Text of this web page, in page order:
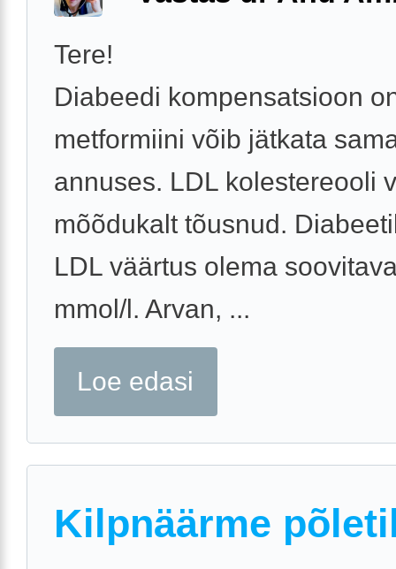
Tere!
Diabeedi kompensatsioon
metformiini võib jätkata
annuses. LDL kolestereooli
mõõdukalt tõusnud.
LDL väärtus olema
mmol/l. Arvan, ...
Loe edasi
Kilpnäärme